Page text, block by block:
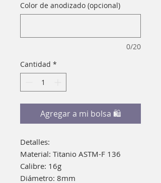
Color de anodizado (opcional)
0/20
Cantidad *
Agregar a mi bolsa 🛍
Detalles:
Material: Titanio ASTM-F 136
Calibre: 16g
Diámetro: 8mm